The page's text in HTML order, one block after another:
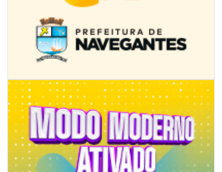
09/08/2026 | 07:00
Novo programa trabalha a prevenção de desastres climáticos na Rede
Municipal de Ensino
NAVEGANTES